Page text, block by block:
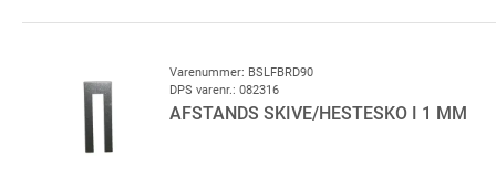
Varenummer: BSLFBRD90
DPS varenr.: 082316
AFSTANDS SKIVE/HESTESKO I 1 MM